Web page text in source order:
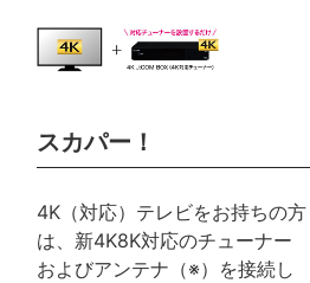
スカパー！
4K（対応）テレビをお持ちの方
は、新4K8K対応のチューナー
およびアンテナ（※）を接続し